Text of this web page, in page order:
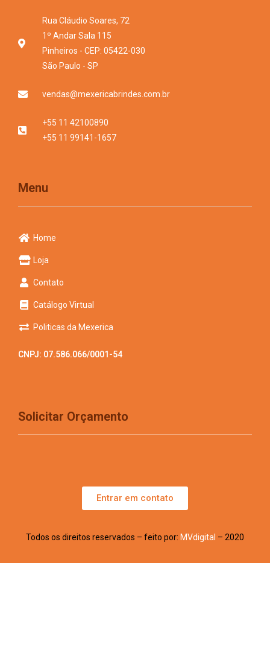
Rua Cláudio Soares, 72
1º Andar Sala 115
Pinheiros - CEP: 05422-030
São Paulo - SP
vendas@mexericabrindes.com.br
+55 11 42100890
+55 11 99141-1657
Menu
Home
Loja
Contato
Catálogo Virtual
Politicas da Mexerica
CNPJ: 07.586.066/0001-54
Solicitar Orçamento
Entrar em contato
Todos os direitos reservados – feito por: MVdigital – 2020